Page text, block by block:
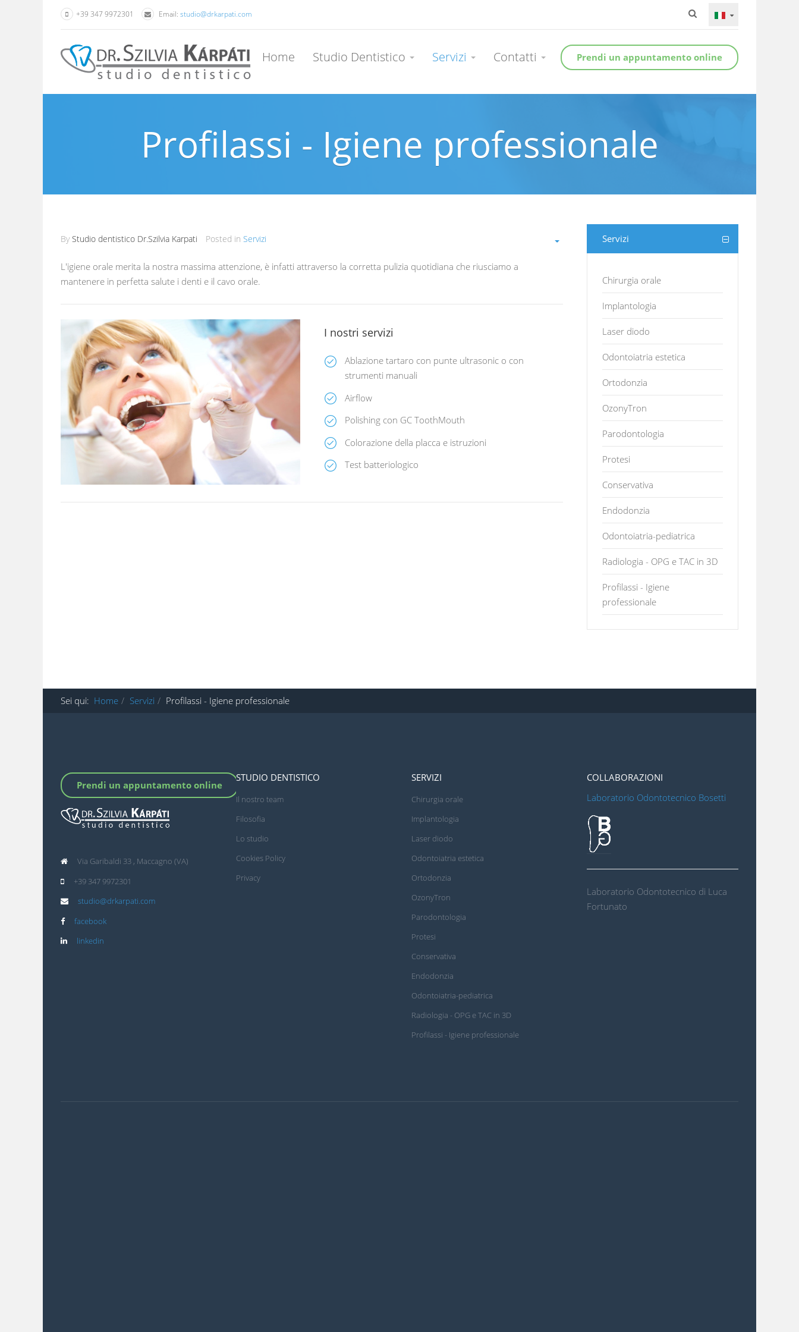
+39 347 9972301 Email: studio@drkarpati.com
Prendi un appuntamento online
Home Studio Dentistico Servizi Contatti
Profilassi - Igiene professionale
By Studio dentistico Dr.Szilvia Karpati Posted in Servizi
L'igiene orale merita la nostra massima attenzione, è infatti attraverso la corretta pulizia quotidiana che riusciamo a
mantenere in perfetta salute i denti e il cavo orale.
I nostri servizi
Ablazione tartaro con punte ultrasonic o con
strumenti manuali
Airflow
Polishing con GC ToothMouth
Colorazione della placca e istruzioni
Test batteriologico
Servizi
Chirurgia orale
Implantologia
Laser diodo
Odontoiatria estetica
Ortodonzia
OzonyTron
Parodontologia
Protesi
Conservativa
Endodonzia
Odontoiatria-pediatrica
Radiologia - OPG e TAC in 3D
Profilassi - Igiene
professionale
Sei qui: Home Servizi Profilassi - Igiene professionale
Prendi un appuntamento online
Via Garibaldi 33 , Maccagno (VA)
+39 347 9972301
studio@drkarpati.com
facebook
linkedin
STUDIO DENTISTICO
Il nostro team
Filosofia
Lo studio
Cookies Policy
Privacy
SERVIZI
Chirurgia orale
Implantologia
Laser diodo
Odontoiatria estetica
Ortodonzia
OzonyTron
Parodontologia
Protesi
Conservativa
Endodonzia
Odontoiatria-pediatrica
Radiologia - OPG e TAC in 3D
Profilassi - Igiene professionale
COLLABORAZIONI
Laboratorio Odontotecnico Bosetti
Laboratorio Odontotecnico di Luca
Fortunato